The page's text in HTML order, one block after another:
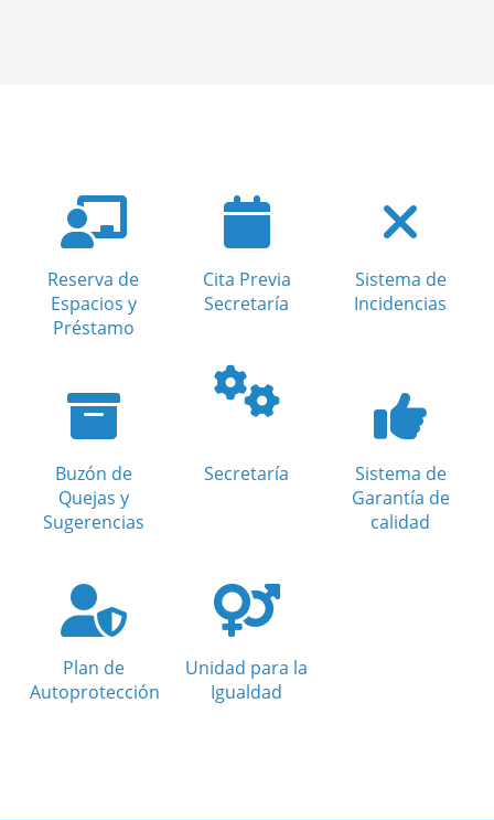
Reserva de
Espacios y
Préstamo
Cita Previa
Secretaría
Sistema de
Incidencias
Buzón de
Quejas y
Sugerencias
Secretaría
Sistema de
Garantía de
calidad
Plan de
Autoprotección
Unidad para la
Igualdad